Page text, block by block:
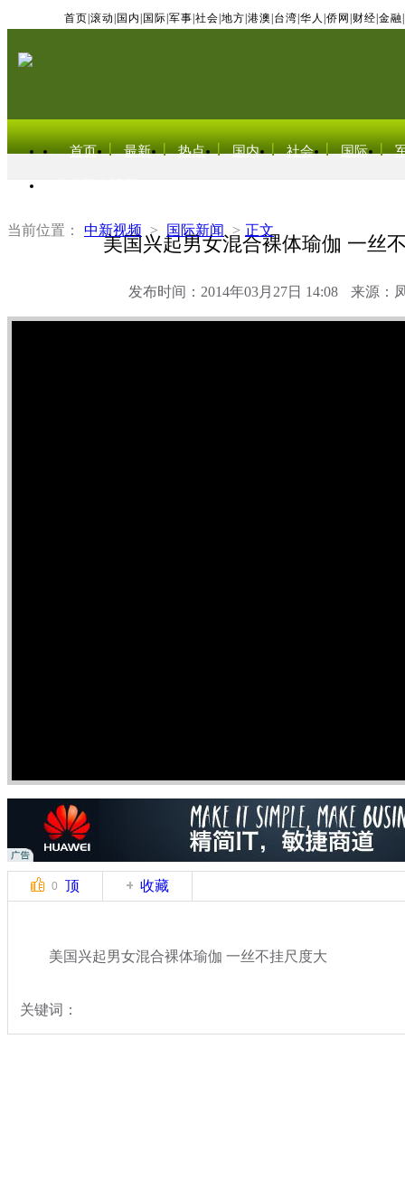
首页 滚动 国内 国际 军事 社会 地方 港澳 台湾 华人 侨网 财经 金融
首页 最新 热点 国内 社会 国际
当前位置： 中新视频 > 国际新闻 > 正文
美国兴起男女混合裸体瑜伽 一丝
发布时间：2014年03月27日 14:08 来源：
0 顶 收藏
美国兴起男女混合裸体瑜伽 一丝不挂尺度大
关键词：